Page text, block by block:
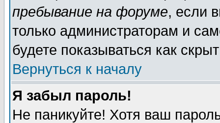
пребывание на форуме, если
только администраторам и
будете показываться как
Вернуться к началу
Я забыл пароль!
Не паникуйте! Хотя ваш